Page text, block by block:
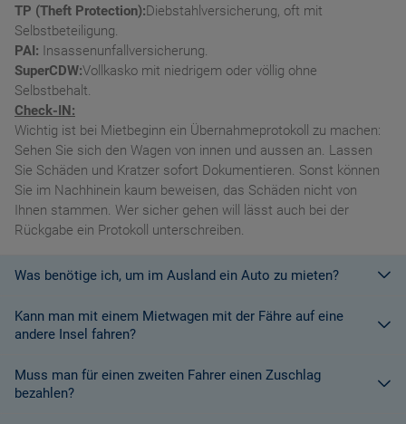
TP (Theft Protection):Diebstahlversicherung, oft mit
Selbstbeteiligung.
PAI: Insassenunfallversicherung.
SuperCDW:Vollkasko mit niedrigem oder völlig ohne
Selbstbehalt.
Check-IN:
Wichtig ist bei Mietbeginn ein Übernahmeprotokoll zu machen:
Sehen Sie sich den Wagen von innen und aussen an. Lassen
Sie Schäden und Kratzer sofort Dokumentieren. Sonst können
Sie im Nachhinein kaum beweisen, das Schäden nicht von
Ihnen stammen. Wer sicher gehen will lässt auch bei der
Rückgabe ein Protokoll unterschreiben.
Was benötige ich, um im Ausland ein Auto zu mieten?
Mit einem europäischen Führerschein ist es kein Problem ein
Fahrzeug zu mieten. In Europa und bei den meisten
Kann man mit einem Mietwagen mit der Fähre auf eine
andere Insel fahren?
Die meisten Fahrzeugvermieter erlauben aus Gründen des
Versicherungsschutzes an Bord eines Schiffes nicht, dass ihre
Muss man für einen zweiten Fahrer einen Zuschlag
bezahlen?